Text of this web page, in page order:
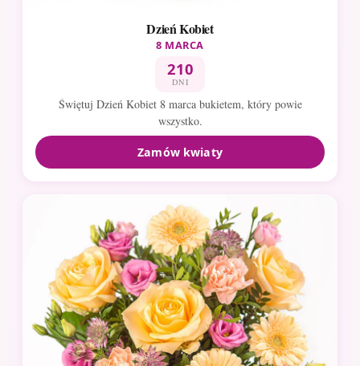
Dzień Kobiet
8 MARCA
210
DNI
Świętuj Dzień Kobiet 8 marca bukietem, który powie
wszystko.
Zamów kwiaty